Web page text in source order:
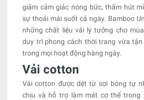
giảm cảm giác nóng bức, thấm hút
sự thoải mái suốt cả ngày. Bamboo
những chất liệu vải lý tưởng cho
duy trì phong cách thời trang vừa
trong mọi hoạt động hàng ngày.
Vải cotton
Vải cotton được dệt từ sợi bông tự
chịu và hỗ trợ làm mát cơ thể trong